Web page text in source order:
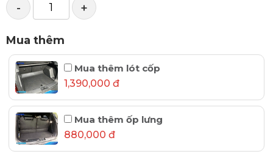
- +
Mua thêm
Mua thêm lót cốp
1,390,000 đ
Mua thêm ốp lưng
880,000 đ